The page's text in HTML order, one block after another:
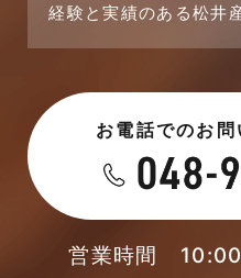
未分類
未分類
本店-ブログ
東武スカイツリーライン
2023年7月
2023年5月
2023年4月
2023年3月
経験と実績のある松井
お電話でのお
営業時間